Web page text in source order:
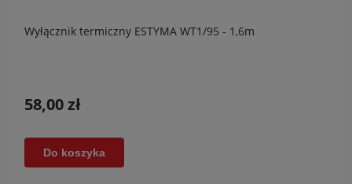
Wyłącznik termiczny ESTYMA WT1/95 - 1,6m
58,00 zł
Do koszyka